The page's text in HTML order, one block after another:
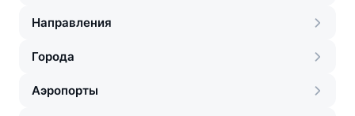
Направления
Города
Аэропорты